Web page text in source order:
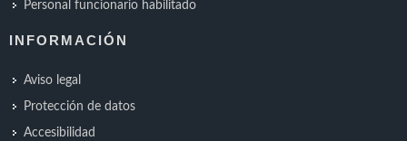
Personal funcionario habilitado
INFORMACIÓN
Aviso legal
Protección de datos
Accesibilidad